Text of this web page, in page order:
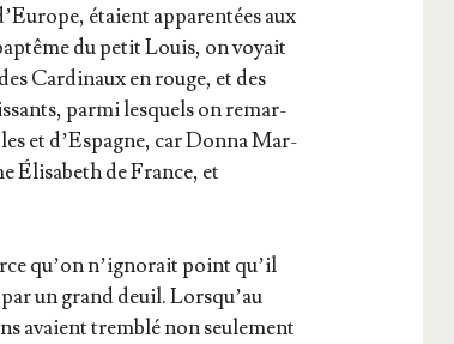
étaient appa­ren­tées aux
du petit Louis, on voyait
Car­di­naux en rouge, et des
par­mi les­quels on remar­
et d’Es­pagne, car Don­na Mar­
Éli­sa­beth de France, et
qu’on n’i­gno­rait point qu’il
un grand deuil. Lors­qu’au
avaient trem­blé non seule­ment